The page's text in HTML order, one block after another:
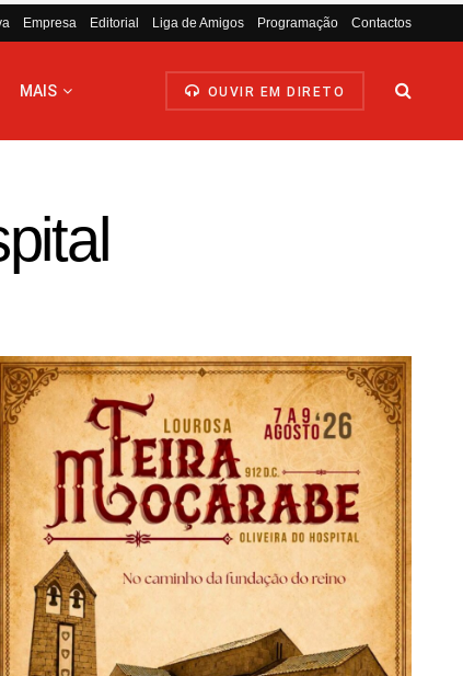
Empresa Editorial Liga de Amigos Programação Contactos
MAIS OUVIR EM DIRETO